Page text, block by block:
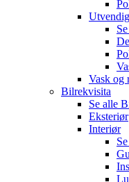
Utvendig
Vask og
Bilrekvisita
Se alle
Eksteriør
Interiør